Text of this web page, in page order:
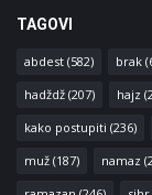
TAGOVI
abdest (582) brak
hadždž (207) hajz
kako postupiti (236)
muž (187) namaz